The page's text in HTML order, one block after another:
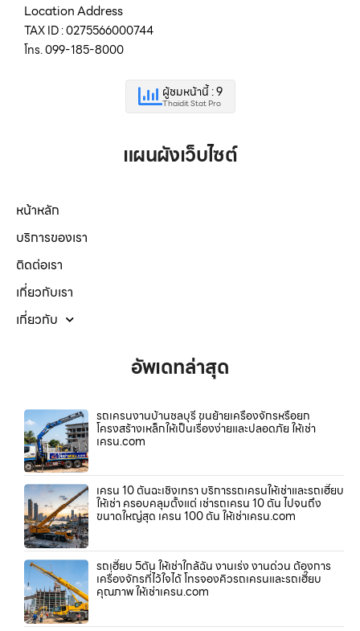
Location Address
TAX ID : 0275566000744
โทร. 099-185-8000
ผู้ชมหน้านี้ : 9
Thaidit Stat Pro
แผนผังเว็บไซต์
หน้าหลัก
บริการของเรา
ติดต่อเรา
เกี่ยวกับเรา
เกี่ยวกับ
อัพเดทล่าสุด
รถเครนงานบ้านชลบุรี ขนย้ายเครื่องจักรหรือยก
โครงสร้างเหล็กให้เป็นเรื่องง่ายและปลอดภัย ให้เช่า
เครน.com
เครน 10 ตันฉะเชิงเทรา บริการรถเครนให้เช่าและรถเฮี๊ยบ
ให้เช่า ครอบคลุมตั้งแต่ เช่ารถเครน 10 ตัน ไปจนถึง
ขนาดใหญ่สุด เครน 100 ตัน ให้เช่าเครน.com
รถเฮี๊ยบ 5ตัน ให้เช่าใกล้ฉัน งานเร่ง งานด่วน ต้องการ
เครื่องจักรที่ไว้ใจได้ โทรจองคิวรถเครนและรถเฮี๊ยบ
คุณภาพ ให้เช่าเครน.com